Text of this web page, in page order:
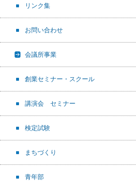
リンク集
お問い合わせ
会議所事業
創業セミナー・スクール
講演会 セミナー
検定試験
まちづくり
青年部